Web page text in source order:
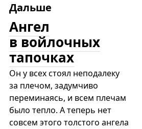
Дальше
Ангел
в войлочных
тапочках
Он у всех стоял неподалеку
за плечом, задумчиво
переминаясь, и всем плечам
было тепло. А теперь нет
совсем этого толстого ангела